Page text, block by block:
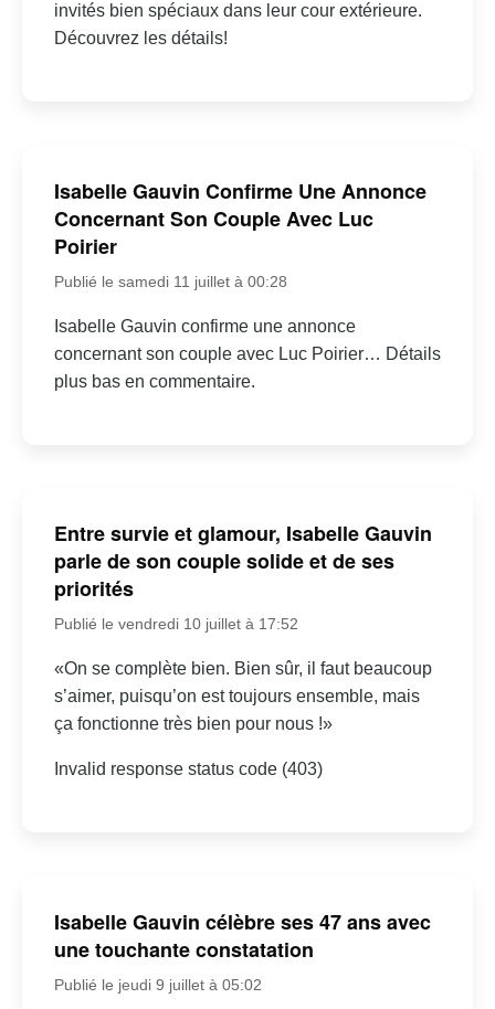
invités bien spéciaux dans leur cour extérieure.
Découvrez les détails!
Isabelle Gauvin Confirme Une Annonce
Concernant Son Couple Avec Luc
Poirier
Publié le samedi 11 juillet à 00:28
Isabelle Gauvin confirme une annonce
concernant son couple avec Luc Poirier… Détails
plus bas en commentaire.
Entre survie et glamour, Isabelle Gauvin
parle de son couple solide et de ses
priorités
Publié le vendredi 10 juillet à 17:52
«On se complète bien. Bien sûr, il faut beaucoup
s’aimer, puisqu’on est toujours ensemble, mais
ça fonctionne très bien pour nous !»
Invalid response status code (403)
Isabelle Gauvin célèbre ses 47 ans avec
une touchante constatation
Publié le jeudi 9 juillet à 05:02